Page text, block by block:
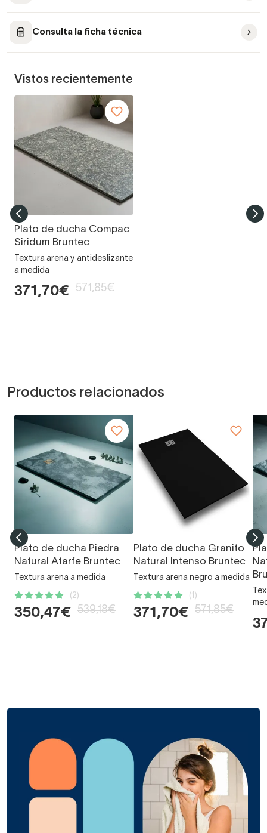
Consulta la ficha técnica
Vistos recientemente
Plato de ducha Compac
Siridum Bruntec
Textura arena y antideslizante
a medida
371,70€ 571,85€
Productos relacionados
Plato de ducha Piedra
Natural Atarfe Bruntec
Textura arena a medida
(2)
350,47€ 539,18€
Plato de ducha Granito
Natural Intenso Bruntec
Textura arena negro a medida
(1)
371,70€ 571,85€